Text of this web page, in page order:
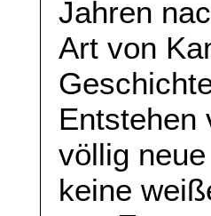
Jahren
Art von
Entstehen
völlig
keine